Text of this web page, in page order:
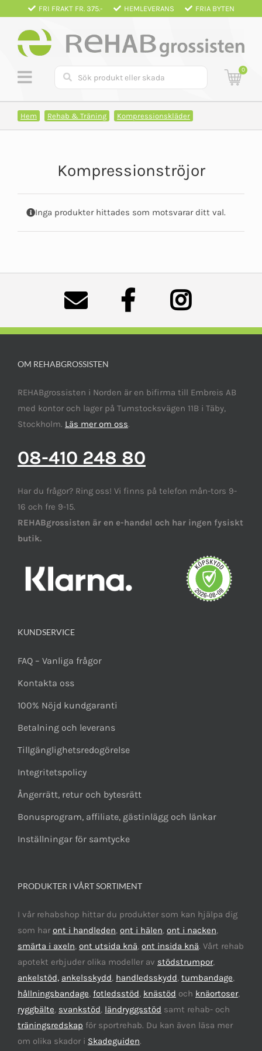
Fortsätt
innehållet
FRI FRAKT FR. 375.- HEMLEVERANS FRIA BYTEN
0
Hem Rehab & Träning Kompressionskläder
Kompressionströjor
Inga produkter hittades som motsvarar ditt val.
OM REHABGROSSISTEN
REHABgrossisten i Norden är en bifirma till Embreis AB
med kontor och lager på Tumstocksvägen 11B i Täby,
Stockholm. Läs mer om oss.
08-410 248 80
Har du frågor? Ring oss! Vi finns på telefon mån-tors 9-
16 och fre 9-15.
REHABgrossisten är en e-handel och har ingen fysiskt
butik.
KUNDSERVICE
FAQ – Vanliga frågor
Kontakta oss
100% Nöjd kundgaranti
Betalning och leverans
Tillgänglighetsredogörelse
Integritetspolicy
Ångerrätt, retur och bytesrätt
Bonusprogram, affiliate, gästinlägg och länkar
Inställningar för samtycke
PRODUKTER I VÅRT SORTIMENT
I vår rehabshop hittar du produkter som kan hjälpa dig
som haront i handleden, ont i hälen, ont i nacken,
smärta i axeln, ont utsida knä, ont insida knä. Vårt rehab
apotekt erbjuder olika modeller av stödstrumpor,
ankelstöd, ankelsskydd, handledsskydd, tumbandage,
hållningsbandage, fotledsstöd, knästöd och knäortoser,
ryggbälte, svankstöd, ländryggsstöd samt rehab- och
träningsredskap för sportrehab. Du kan även läsa mer
om olika skador i Skadeguiden.